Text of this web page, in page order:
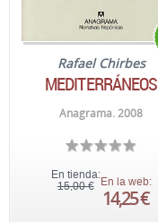
Rafael Chirbes
MEDITERRÁNEOS
Anagrama. 2008
En tienda:
15,00 € En la web:
14,25 €